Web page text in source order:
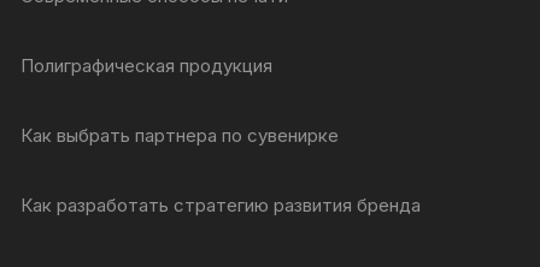
Полиграфическая продукция
Как выбрать партнера по сувенирке
Как разработать стратегию развития бренда